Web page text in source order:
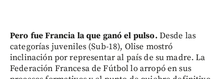
Pero fue Francia la que ganó el pulso. Desde las
categorías juveniles (Sub-18), Olise mostró
inclinación por representar al país de su madre. La
Federación Francesa de Fútbol lo arropó en sus